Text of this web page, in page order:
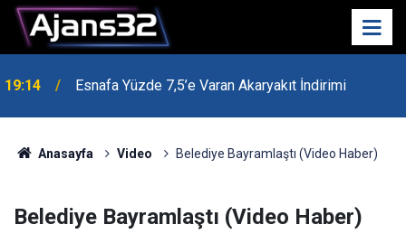
19:14 Esnafa Yüzde 7,5’e Varan Akaryakıt İndirimi
Anasayfa Video Belediye Bayramlaştı (Video Haber)
Belediye Bayramlaştı (Video Haber)